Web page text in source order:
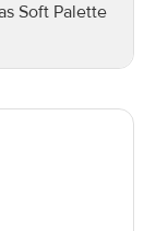
Soft Palette